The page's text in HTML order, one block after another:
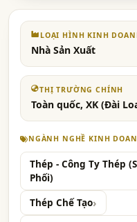
LOẠI HÌNH KINH
Nhà Sản Xuất
THỊ TRƯỜNG CHÍNH
Toàn quốc, XK (Đài
NGÀNH NGHỀ KINH
Thép - Công Ty Thép
Phối)
Thép Chế Tạo